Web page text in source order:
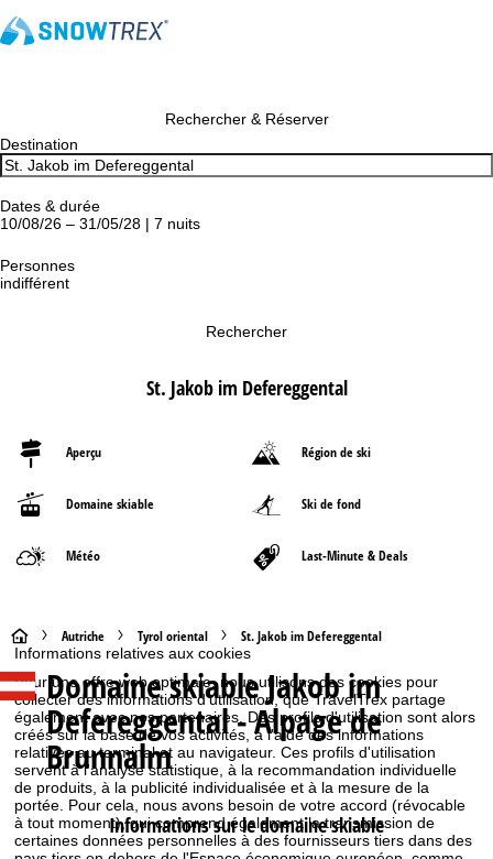
Informations relatives aux cookies
Pour une offre web optimale, nous utilisons des cookies pour
collecter des informations d'utilisation, que TravelTrex partage
également avec nos partenaires. Des profils d'utilisation sont alors
créés sur la base de vos activités, à l'aide des informations
relatives au terminal et au navigateur. Ces profils d'utilisation
servent à l'analyse statistique, à la recommandation individuelle
de produits, à la publicité individualisée et à la mesure de la
portée. Pour cela, nous avons besoin de votre accord (révocable
à tout moment), qui comprend également la transmission de
certaines données personnelles à des fournisseurs tiers dans des
Rechercher & Réserver
Destination
Dates & durée
10/08/26 – 31/05/28 | 7 nuits
Personnes
indifférent
Rechercher
St. Jakob im Defereggental
Aperçu Région de ski
Domaine skiable Ski de fond
Météo Last-Minute & Deals
P
a
g
e
d
Autriche Tyrol oriental St. Jakob im Defereggental
Domaine skiableJakob im
Defereggental - Alpage de
Brunnalm
Informations sur le domaine skiable